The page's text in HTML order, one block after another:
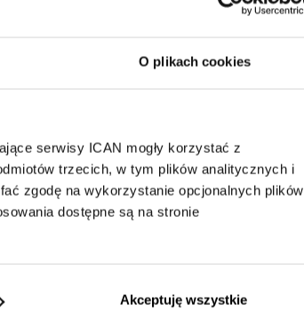
O plikach cookies
serwisy ICAN mogły korzystać z
trzecich, w tym plików analitycznych i
zgodę na wykorzystanie opcjonalnych plików
dostępne są na stronie
Akceptuję wszystkie
do
się
Zanim
środki
zespołu